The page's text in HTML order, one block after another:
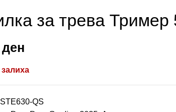
за трева Тример
ден
QS